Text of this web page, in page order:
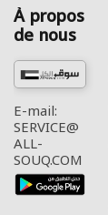
À propos
de nous
E-mail:
SERVICE@
ALL-
SOUQ.COM